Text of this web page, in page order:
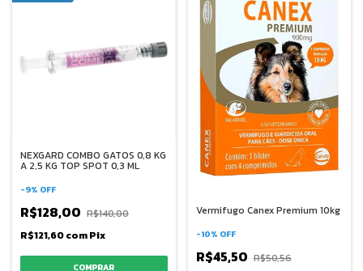
NEXGARD COMBO GATOS 0,8 KG
A 2,5 KG TOP SPOT 0,3 ML
-9% OFF
R$128,00 R$140,00
R$121,60comPix
Vermifugo Canex Premium 10kg
-10% OFF
R$45,50 R$50,56